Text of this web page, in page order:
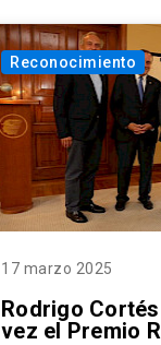
Reconocimiento
17 marzo 2025
Rodrigo
vez el Premio